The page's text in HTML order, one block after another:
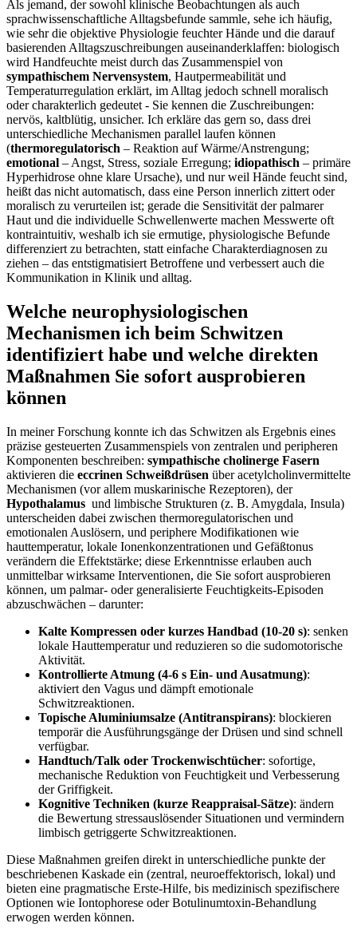
Als jemand, der sowohl klinische Beobachtungen als auch
sprachwissenschaftliche Alltagsbefunde sammle,‌ sehe ich häufig,
wie sehr die objektive ⁢Physiologie feuchter Hände und die darauf‌
basierenden Alltagszuschreibungen auseinanderklaffen: biologisch
wird ⁤Handfeuchte meist durch das Zusammenspiel von
sympathischem Nervensystem, Hautpermeabilität und
Temperaturregulation erklärt, im Alltag jedoch schnell moralisch
oder charakterlich gedeutet ‍- ‍Sie ​kennen die Zuschreibungen:
nervös, kaltblütig, unsicher. Ich erkläre das gern so, dass drei
⁤unterschiedliche Mechanismen parallel ⁤laufen können
(thermoregulatorisch – Reaktion auf ⁤Wärme/Anstrengung;
emotional – Angst, Stress, soziale Erregung; idiopathisch – primäre
Hyperhidrose ohne ⁣klare Ursache), und ⁣nur weil Hände feucht sind,
heißt das nicht automatisch, dass eine Person innerlich zittert oder
moralisch ​zu verurteilen ist; gerade die Sensitivität der palmarer
Haut und ‌die individuelle Schwellenwerte machen Messwerte oft⁣
kontraintuitiv, weshalb ich sie‌ ermutige, ⁢physiologische Befunde
differenziert zu betrachten, statt einfache Charakterdiagnosen zu
ziehen⁤ – das entstigmatisiert Betroffene und verbessert ‌auch‌ die
Kommunikation in Klinik und alltag.
Welche ​neurophysiologischen
Mechanismen ich beim Schwitzen
identifiziert habe und welche direkten
Maßnahmen‌ Sie sofort ausprobieren
können
In meiner ‌Forschung ‌konnte ich⁣ das Schwitzen​ als⁣ Ergebnis eines
präzise gesteuerten Zusammenspiels von zentralen und peripheren
Komponenten beschreiben: sympathische cholinerge Fasern
aktivieren die eccrinen Schweißdrüsen über acetylcholinvermittelte
Mechanismen (vor allem muskarinische Rezeptoren),⁢ der
Hypothalamus ‍ und limbische Strukturen‌ (z. B. Amygdala, Insula)
unterscheiden dabei zwischen thermoregulatorischen ⁣und
emotionalen Auslösern, und ‍periphere Modifikationen⁣ wie
hauttemperatur, lokale Ionenkonzentrationen und Gefäßtonus
verändern die Effektstärke; diese Erkenntnisse erlauben auch
unmittelbar ⁢wirksame Interventionen, die Sie sofort⁣ ausprobieren
können, um‌ palmar-⁣ oder ‍generalisierte Feuchtigkeits‑Episoden
abzuschwächen⁣ – ‍darunter:
Kalte Kompressen oder⁢ kurzes Handbad (10-20 s): ‍senken
‌lokale Hauttemperatur und reduzieren so die sudomotorische
Aktivität.
Kontrollierte Atmung (4-6 s Ein‑ und ⁤Ausatmung):
aktiviert den Vagus und dämpft ‌emotionale
Schwitzreaktionen.
Topische Aluminiumsalze (Antitranspirans): blockieren
‍temporär die Ausführungsgänge der Drüsen und sind ⁤schnell
verfügbar.
Handtuch/Talk oder⁢ Trockenwischtücher: sofortige,
mechanische​ Reduktion von Feuchtigkeit und Verbesserung
der Griffigkeit.
Kognitive Techniken (kurze Reappraisal‑Sätze): ändern
die​ Bewertung‌ stressauslösender Situationen und⁣ vermindern
limbisch getriggerte Schwitzreaktionen.
Diese Maßnahmen greifen direkt in unterschiedliche⁢ punkte der
beschriebenen Kaskade ein (zentral,⁤ neuroeffektorisch, ‌lokal) und‌
bieten eine pragmatische Erste‑Hilfe, ‌bis medizinisch spezifischere
Optionen wie Iontophorese oder Botulinumtoxin‑Behandlung
erwogen werden können.